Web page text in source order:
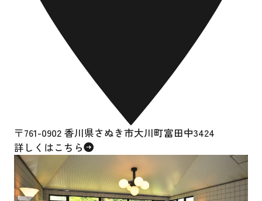
〒761-0902 香川県さぬき市大川町富田中3424
詳しくはこちら